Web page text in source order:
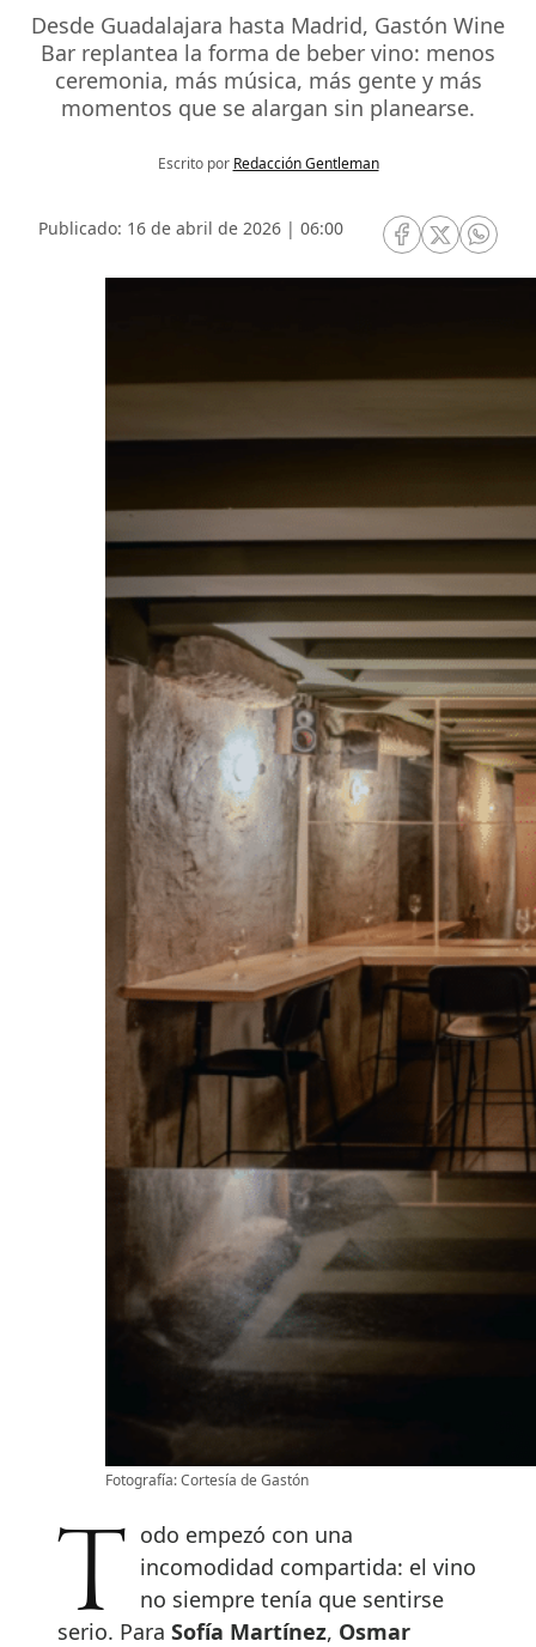
Desde Guadalajara hasta Madrid, Gastón Wine
Bar replantea la forma de beber vino: menos
ceremonia, más música, más gente y más
momentos que se alargan sin planearse.
Escrito por Redacción Gentleman
Publicado: 16 de abril de 2026 | 06:00
RRSS Facebook
RRSSRRSS
Fotografía: Cortesía de Gastón
Todo empezó con una incomodidad compartida: el vino
no siempre tenía que sentirse
serio. Para Sofía Martínez, Osmar